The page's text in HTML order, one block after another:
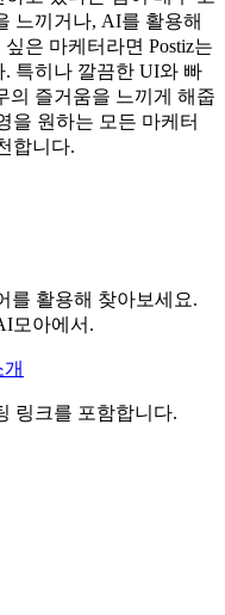
느끼거나, AI를 활용해
은 마케터라면 Postiz는
특히나 깔끔한 UI와 빠
의 즐거움을 느끼게 해줍
을 원하는 모든 마케터
합니다.
를 활용해 찾아보세요.
모아에서.
링크를 포함합니다.